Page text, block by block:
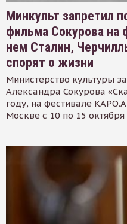
Минкульт запретил
фильма Сокурова на
нем Сталин,
спорят о жизни
Министерство культуры
Александра Сокурова
году, на фестивале
Москве с 10 по 15 октября